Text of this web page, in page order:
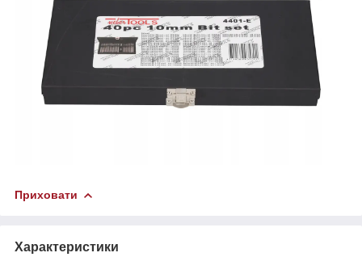
Приховати
Характеристики